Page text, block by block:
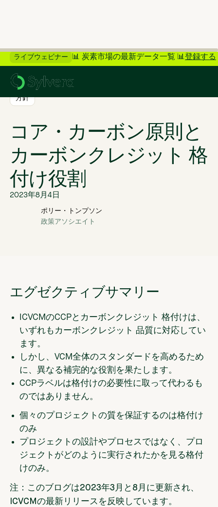
ライブウェビナー 📊 炭素市場の最新データ一覧 📊登録する
方針
コア・カーボン原則と
カーボンクレジット 格
付け役割
2023年8月4日
ポリー・トンプソン
政策アソシエイト
エグゼクティブサマリー
ICVCMのCCPとカーボンクレジット 格付けは、
いずれもカーボンクレジット 品質に対応してい
ます。
しかし、VCM全体のスタンダードを高めるため
に、異なる補完的な役割を果たします。
CCPラベルは格付けの必要性に取って代わるも
のではありません。
個々のプロジェクトの質を保証するのは格付け
のみ
プロジェクトの設計やプロセスではなく、プロ
ジェクトがどのように実行されたかを見る格付
けのみ。
注：このブログは2023年3月と8月に更新され、
ICVCMの最新リリースを反映しています。